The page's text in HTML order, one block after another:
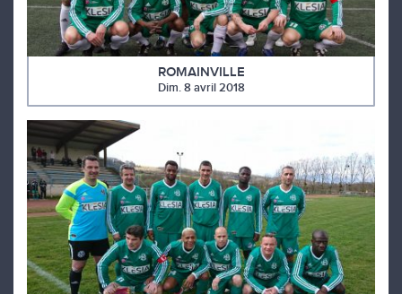
ROMAINVILLE
Dim. 8 avril 2018